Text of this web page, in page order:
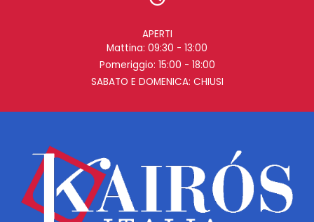
APERTI
Mattina: 09:30 - 13:00
Pomeriggio: 15:00 - 18:00
SABATO E DOMENICA: CHIUSI